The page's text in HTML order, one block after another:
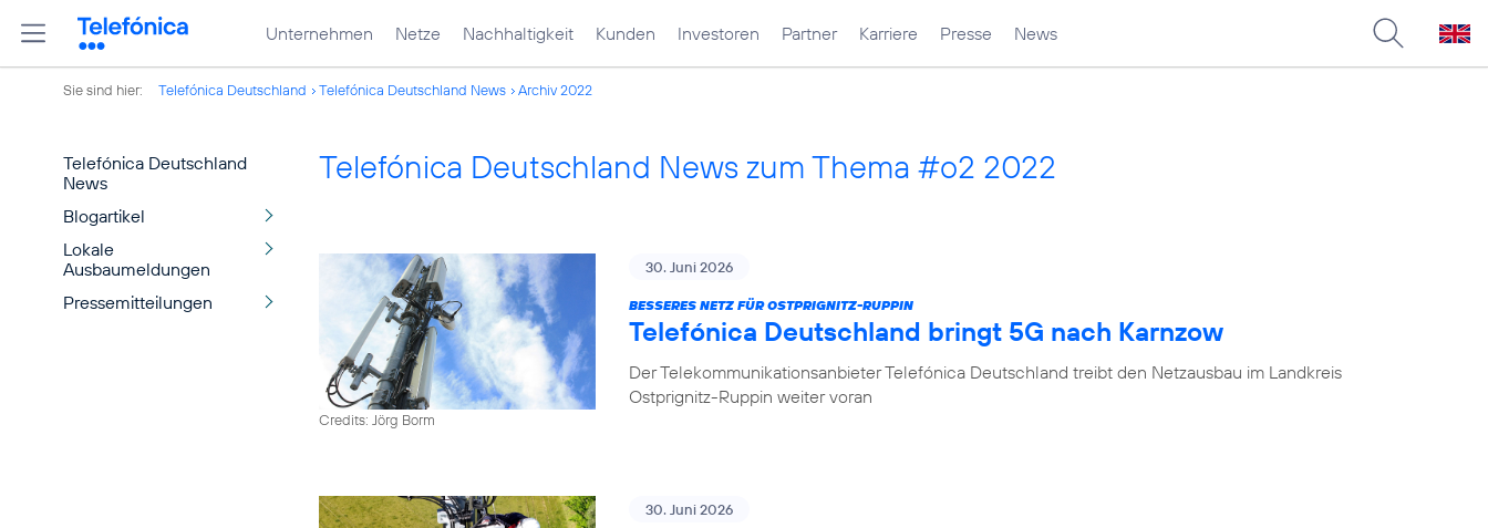
Unternehmen Netze Nachhaltigkeit Kunden Investoren Partner Karriere Presse News
Sie sind hier: Telefónica Deutschland Telefónica Deutschland News Archiv 2022
Telefónica Deutschland
News
Blogartikel
Lokale
Ausbaumeldungen
Pressemitteilungen
Telefónica Deutschland News zum Thema #o2 2022
Credits: Jörg Borm
30. Juni 2026
BESSERES NETZ FÜR OSTPRIGNITZ-RUPPIN
Telefónica Deutschland bringt 5G nach Karnzow
Der Telekommunikationsanbieter Telefónica Deutschland treibt den Netzausbau im Landkreis
Ostprignitz-Ruppin weiter voran
30. Juni 2026